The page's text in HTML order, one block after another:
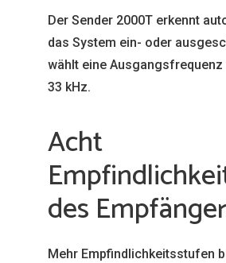
Der Sender 2000T erkennt
das System ein- oder
wählt eine Ausgangsfrequenz
33 kHz.
Acht
des
Mehr Empfindlichkeitsstufen